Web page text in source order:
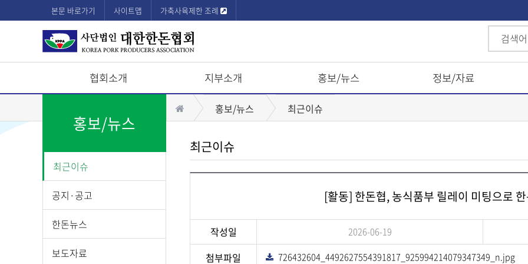
본문 바로가기 사이트맵 가축사육제한 조례
협회소개 지부소개 홍보/뉴스 정보/자료
단
바
메
뉴
홍보/뉴스 최근이슈
홍보/뉴스
최근이슈
공지·공고
한돈뉴스
보도자료
최근이슈
[활동] 한돈협, 농식품부 릴레이 미팅으로
작성일 2026-06-19
첨부파일
다726432604_4492627554391817_925994214079347349_n.jpg